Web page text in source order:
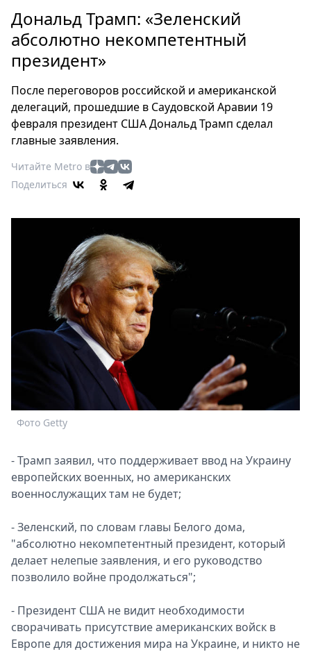
Россия
Мир
Здоровье
Туризм
Мода
Театр
Кино
Афиша
Книги
Выставки
Пресс-
релизы
О
Metro
Стримы
Спецпроекты
Звезды
Выборы
2026
Скачай
Metro
Дональд Трамп: «Зеленский
абсолютно некомпетентный
президент»
После переговоров российской и американской
делегаций, прошедшие в Саудовской Аравии 19
февраля президент США Дональд Трамп сделал
главные заявления.
Читайте Metro в
Поделиться
Фото Getty
- Трамп заявил, что поддерживает ввод на Украину
европейских военных, но американских
военнослужащих там не будет;
- Зеленский, по словам главы Белого дома,
"абсолютно некомпетентный президент, который
делает нелепые заявления, и его руководство
позволило войне продолжаться";
- Президент США не видит необходимости
сворачивать присутствие американских войск в
Европе для достижения мира на Украине, и никто не